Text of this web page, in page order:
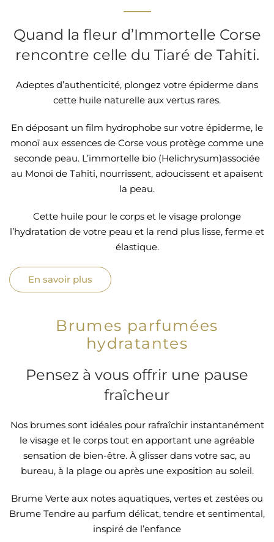
Quand la fleur d’Immortelle Corse
rencontre celle du Tiaré de Tahiti.
Adeptes d’authenticité, plongez votre épiderme dans
cette huile naturelle aux vertus rares.
En déposant un film hydrophobe sur votre épiderme, le
monoï aux essences de Corse vous protège comme une
seconde peau. L’immortelle bio (Helichrysum)associée
au Monoï de Tahiti, nourrissent, adoucissent et apaisent
la peau.
Cette huile pour le corps et le visage prolonge
l’hydratation de votre peau et la rend plus lisse, ferme et
élastique.
En savoir plus
Brumes parfumées
hydratantes
Pensez à vous offrir une pause
fraîcheur
Nos brumes sont idéales pour rafraîchir instantanément
le visage et le corps tout en apportant une agréable
sensation de bien-être. À glisser dans votre sac, au
bureau, à la plage ou après une exposition au soleil.
Brume Verte aux notes aquatiques, vertes et zestées ou
Brume Tendre au parfum délicat, tendre et sentimental,
inspiré de l’enfance